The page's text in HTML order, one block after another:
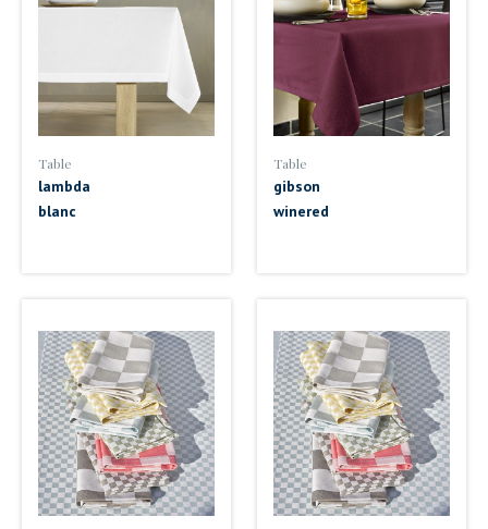
Table
lambda
blanc
Table
gibson
winered